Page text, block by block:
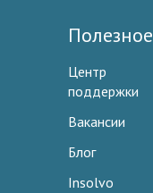
Полезное
Центр
поддержки
Вакансии
Блог
Insolvo